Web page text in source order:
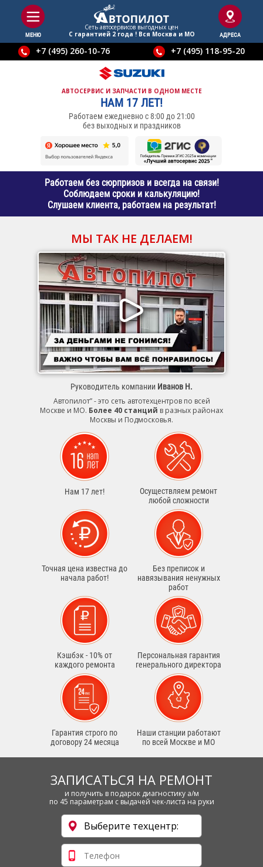
МЕНЮ
Сеть автосервисов выгодныx цен
С гарантией 2 года ! Вся Москва и МО
АДРЕСА
+7 (495) 260-10-76 +7 (495) 118-95-20
АВТОСЕРВИС И ЗАПЧАСТИ В ОДНОМ МЕСТЕ
НАМ 17 ЛЕТ!
Работаем ежедневно с 8:00 до 21:00
без выходных и праздников
Работаем без сюрпризов и всегда на связи!
Соблюдаем сроки и калькуляцию!
Слушаем клиента, работаем на результат!
МЫ ТАК НЕ ДЕЛАЕМ!
Руководитель компании Иванов Н.
Автопилот” - это сеть автотехцентров по всей
Москве и МО. Более 40 станций в разных районах
Москвы и Подмосковья.
Нам 17 лет!
Осуществляем ремонт
любой сложности
Точная цена известна до
начала работ!
Без преписок и
навязывания ненужных
работ
Кэшбэк - 10% от
каждого ремонта
Персональная гарантия
генерального директора
Гарантия строго по
договору 24 месяца
Наши станции работают
по всей Москве и МО
ЗАПИСАТЬСЯ НА РЕМОНТ
и получить в подарок диагностику а/м
по 45 параметрам с выдачей чек-листа на руки